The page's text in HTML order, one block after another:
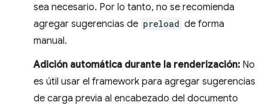
sea necesario. Por lo tanto, no se recomienda
agregar sugerencias de preload de forma
manual.
Adición automática durante la renderización: No
es útil usar el framework para agregar sugerencias
de carga previa al encabezado del documento